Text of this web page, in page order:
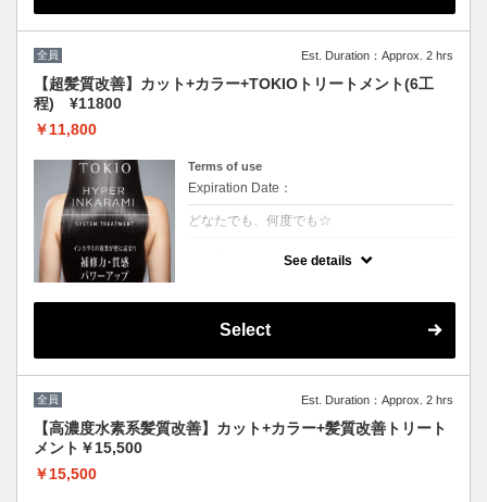
全員 Est. Duration：Approx. 2 hrs
【超髪質改善】カット+カラー+TOKIOトリートメント(6工
程) ¥11800
￥11,800
Terms of use
Expiration Date：
どなたでも、何度でも☆
留シリコンを除去し、トリートメント効果を
綺麗に致します。
See details
Select
全員 Est. Duration：Approx. 2 hrs
【高濃度水素系髪質改善】カット+カラー+髪質改善トリート
メント￥15,500
￥15,500